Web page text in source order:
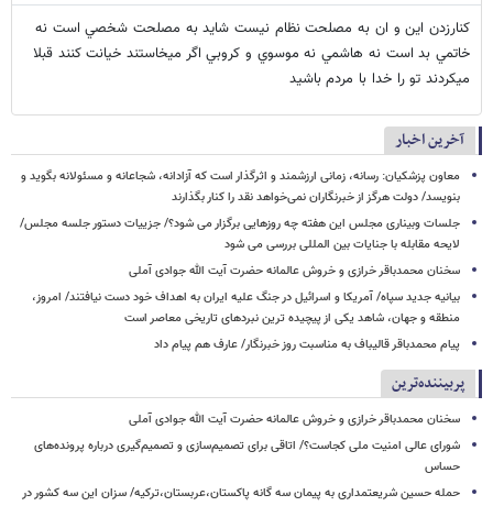
كنارزدن اين و ان به مصلحت نظام نيست شايد به مصلحت شخصي است نه
خاتمي بد است نه هاشمي نه موسوي و كروبي اگر ميخاستند خيانت كنند قبلا
ميكردند تو را خدا با مردم باشيد
آخرین اخبار
معاون پزشکیان: رسانه، زمانی ارزشمند و اثرگذار است که آزادانه، شجاعانه و مسئولانه بگوید و
بنویسد/ دولت هرگز از خبرنگاران نمی‌خواهد نقد را کنار بگذارند
جلسات وبیناری مجلس این هفته چه روزهایی برگزار می شود؟/ جزییات دستور جلسه مجلس/
لایحه مقابله با جنایات بین المللی بررسی می شود
سخنان محمدباقر خرازی و خروش عالمانه حضرت آیت الله جوادی آملی
بیانیه جدید سپاه/ آمریکا و اسرائیل در جنگ علیه ایران به اهداف خود دست نیافتند/ امروز،
منطقه و جهان، شاهد یکی از پیچیده ترین نبردهای تاریخی معاصر است
پیام محمدباقر قالیباف به مناسبت روز خبرنگار/ عارف هم پیام داد
پربیننده‌ترین
سخنان محمدباقر خرازی و خروش عالمانه حضرت آیت الله جوادی آملی
شورای عالی امنیت ملی کجاست؟/ اتاقی برای تصمیم‌سازی و تصمیم‌گیری درباره پرونده‌های
حساس
حمله حسین شریعتمداری به پیمان سه گانه پاکستان،عربستان،ترکیه/ سزان این سه کشور در